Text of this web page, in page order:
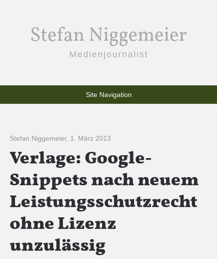
Stefan Niggemeier
Medienjournalist
Site Navigation
Stefan Niggemeier, 1. März 2013
Verlage: Google-
Snippets nach neuem
Leistungsschutzrecht
ohne Lizenz
unzulässig